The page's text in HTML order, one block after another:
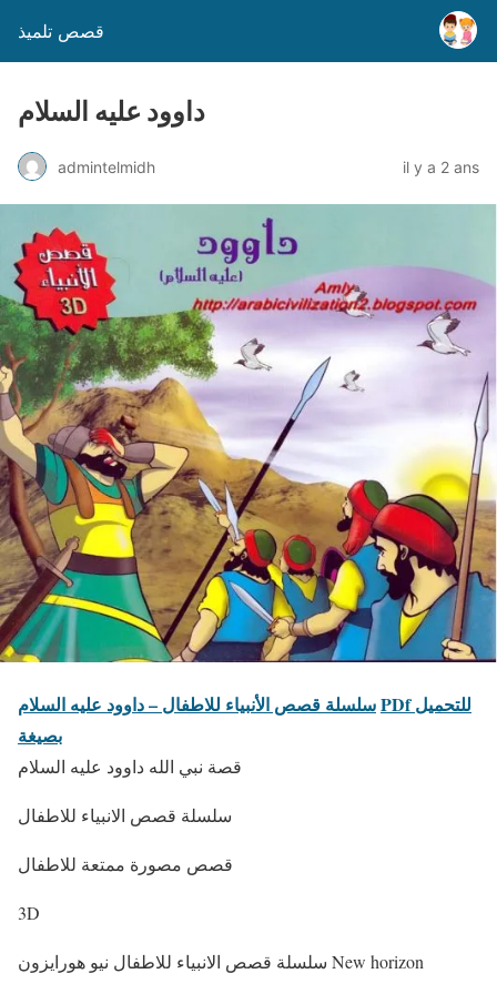
قصص تلميذ
داوود عليه السلام
admintelmidh il y a 2 ans
سلسلة قصص الأنبياء للاطفال – داوود عليه السلامPDf للتحميل
بصيغة
قصة نبي الله داوود عليه السلام
سلسلة قصص الانبياء للاطفال
قصص مصورة ممتعة للاطفال
3D
سلسلة قصص الانبياء للاطفال نيو هورايزون New horizon